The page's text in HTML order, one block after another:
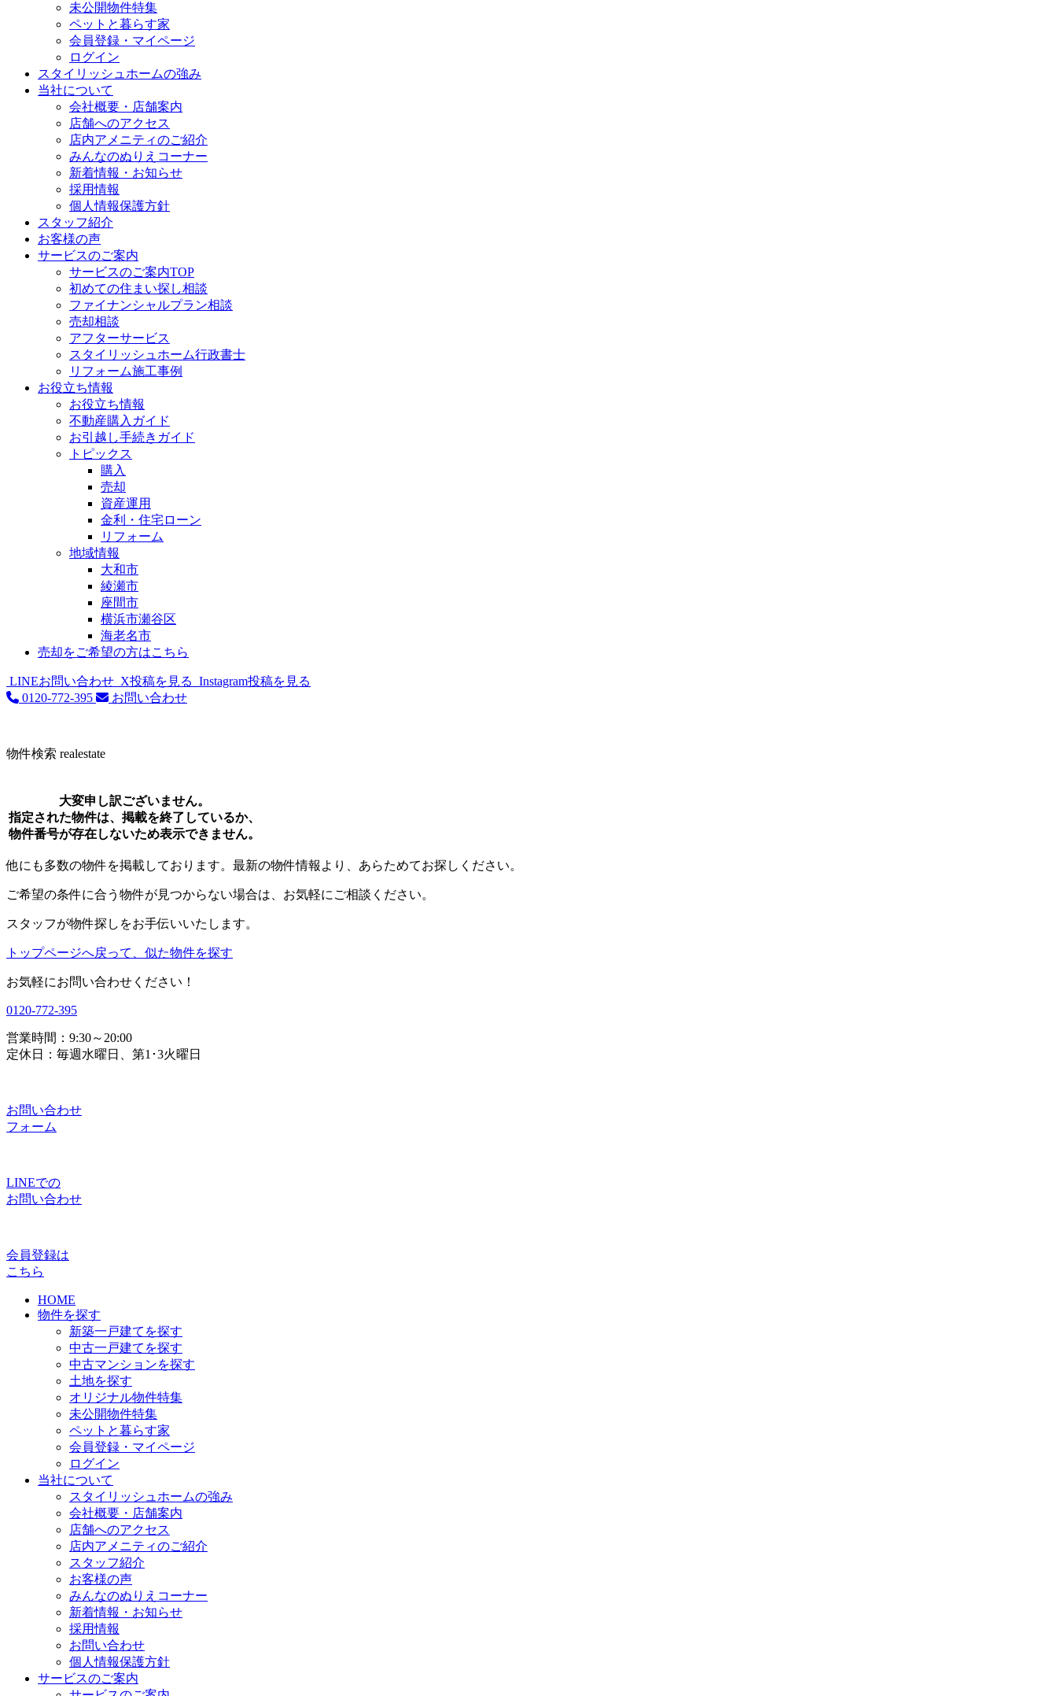
未公開物件特集
ペットと暮らす家
会員登録・マイページ
ログイン
スタイリッシュホームの強み
当社について
会社概要・店舗案内
店舗へのアクセス
店内アメニティのご紹介
みんなのぬりえコーナー
新着情報・お知らせ
採用情報
個人情報保護方針
スタッフ紹介
お客様の声
サービスのご案内
サービスのご案内TOP
初めての住まい探し相談
ファイナンシャルプラン相談
売却相談
アフターサービス
スタイリッシュホーム行政書士
リフォーム施工事例
お役立ち情報
お役立ち情報
不動産購入ガイド
お引越し手続きガイド
トピックス
購入
売却
資産運用
金利・住宅ローン
リフォーム
地域情報
大和市
綾瀬市
座間市
横浜市瀬谷区
海老名市
売却をご希望の方はこちら
LINEお問い合わせ X投稿を見る Instagram投稿を見る
0120-772-395
お問い合わせ
物件検索 realestate
大変申し訳ございません。
指定された物件は、掲載を終了しているか、
物件番号が存在しないため表示できません。
他にも多数の物件を掲載しております。最新の物件情報より、あらためてお探しください。
ご希望の条件に合う物件が見つからない場合は、お気軽にご相談ください。
スタッフが物件探しをお手伝いいたします。
トップページへ戻って、似た物件を探す
お気軽にお問い合わせください！
0120-772-395
営業時間：9:30～20:00
定休日：毎週水曜日、第1･3火曜日
お問い合わせ
フォーム
LINEでの
お問い合わせ
会員登録は
こちら
HOME
物件を探す
新築一戸建てを探す
中古一戸建てを探す
中古マンションを探す
土地を探す
オリジナル物件特集
未公開物件特集
ペットと暮らす家
会員登録・マイページ
ログイン
当社について
スタイリッシュホームの強み
会社概要・店舗案内
店舗へのアクセス
店内アメニティのご紹介
スタッフ紹介
お客様の声
みんなのぬりえコーナー
新着情報・お知らせ
採用情報
お問い合わせ
個人情報保護方針
サービスのご案内